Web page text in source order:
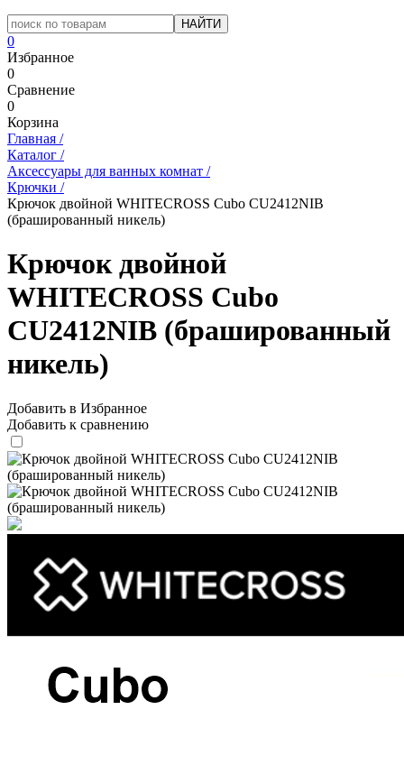
0
Избранное
0
Сравнение
0
Корзина
Главная /
Каталог /
Аксессуары для ванных комнат /
Крючки /
Крючок двойной WHITECROSS Cubo CU2412NIB
(брашированный никель)
Крючок двойной
WHITECROSS Cubo
CU2412NIB (брашированный
никель)
Добавить в Избранное
Добавить к сравнению